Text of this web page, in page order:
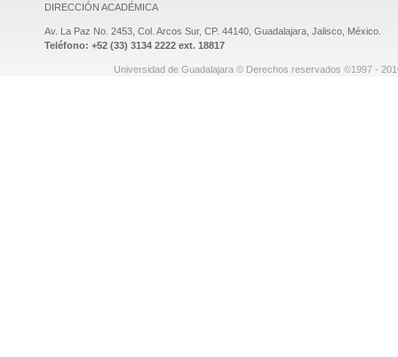
DIRECCIÓN ACADÉMICA
Av. La Paz No. 2453, Col. Arcos Sur, CP. 44140, Guadalajara, Jalisco, México.
Teléfono: +52 (33) 3134 2222 ext. 18817
Universidad de Guadalajara © Derechos reservados ©1997 -